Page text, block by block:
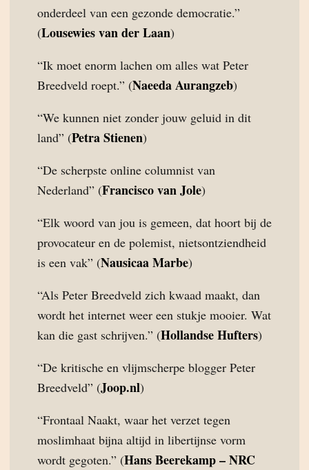
onderdeel van een gezonde democratie.”
(Lousewies van der Laan)
“Ik moet enorm lachen om alles wat Peter
Breedveld roept.” (Naeeda Aurangzeb)
“We kunnen niet zonder jouw geluid in dit
land” (Petra Stienen)
“De scherpste online columnist van
Nederland” (Francisco van Jole)
“Elk woord van jou is gemeen, dat hoort bij de
provocateur en de polemist, nietsontziendheid
is een vak” (Nausicaa Marbe)
“Als Peter Breedveld zich kwaad maakt, dan
wordt het internet weer een stukje mooier. Wat
kan die gast schrijven.” (Hollandse Hufters)
“De kritische en vlijmscherpe blogger Peter
Breedveld” (Joop.nl)
“Frontaal Naakt, waar het verzet tegen
moslimhaat bijna altijd in libertijnse vorm
wordt gegoten.” (Hans Beerekamp – NRC